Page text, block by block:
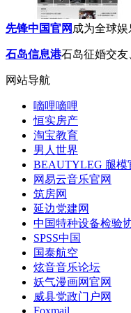
先锋中国官网 成为全球
石岛信息港石岛征婚交
网站导航
嘀哩嘀哩
恒实房产
淘宝教育
男人世界
BEAUTYLEG 腿模
网易云音乐官网
筑房网
延边党建网
中国特种设备检验
SPSS中国
国泰航空
炫音音乐论坛
妖气漫画网官网
威县党政门户网
Foxmail